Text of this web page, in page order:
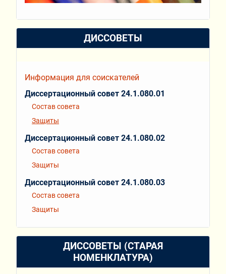
ДИССОВЕТЫ
Информация для соискателей
Диссертационный совет 24.1.080.01
Состав совета
Защиты
Диссертационный совет 24.1.080.02
Состав совета
Защиты
Диссертационный совет 24.1.080.03
Состав совета
Защиты
ДИССОВЕТЫ (СТАРАЯ
НОМЕНКЛАТУРА)